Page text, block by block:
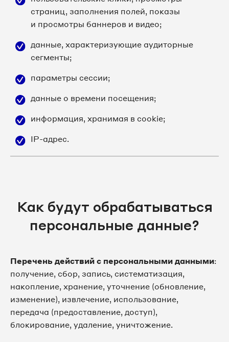
страниц, заполнения полей, показы
и просмотры баннеров и видео;
данные, характеризующие аудиторные
сегменты;
параметры сессии;
данные о времени посещения;
информация, хранимая в cookie;
IP-адрес.
Как будут обрабатываться
персональные данные?
Перечень действий с персональными данными:
получение, сбор, запись, систематизация,
накопление, хранение, уточнение (обновление,
изменение), извлечение, использование,
передача (предоставление, доступ),
блокирование, удаление, уничтожение.